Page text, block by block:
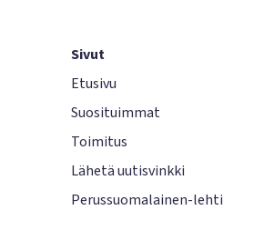
Sivut
Etusivu
Suosituimmat
Toimitus
Lähetä uutisvinkki
Perussuomalainen-lehti